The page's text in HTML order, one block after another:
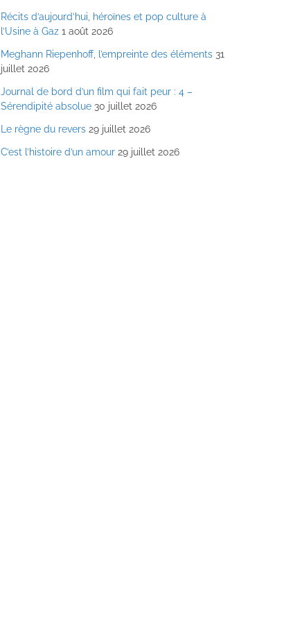
Récits d’aujourd’hui, héroïnes et pop culture à
l’Usine à Gaz 1 août 2026
Meghann Riepenhoff, l’empreinte des éléments 31
juillet 2026
Journal de bord d’un film qui fait peur : 4 –
Sérendipité absolue 30 juillet 2026
Le règne du revers 29 juillet 2026
C’est l’histoire d’un amour 29 juillet 2026